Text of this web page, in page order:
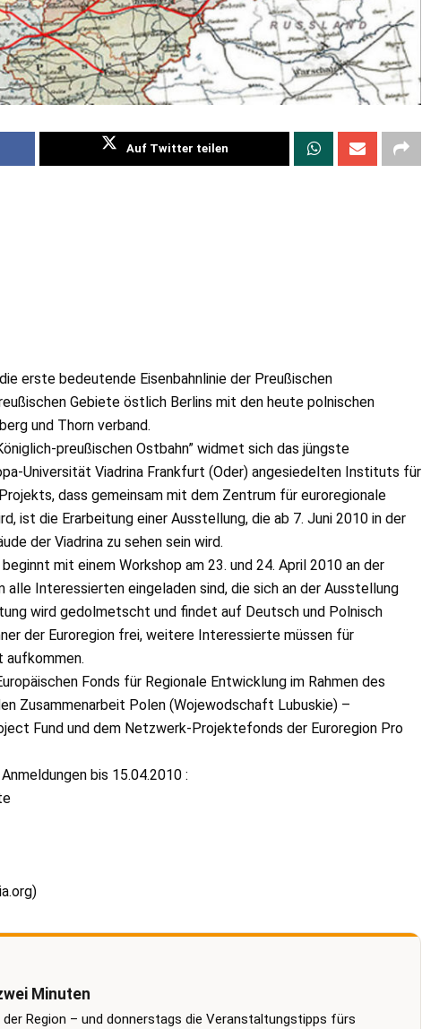
Auf Twitter teilen
erste bedeutende Eisenbahnlinie der Preußischen
Gebiete östlich Berlins mit den heute polnischen
und Thorn verband.
preußischen Ostbahn” widmet sich das jüngste
Universität Viadrina Frankfurt (Oder) angesiedelten Instituts für
dass gemeinsam mit dem Zentrum für euroregionale
ist die Erarbeitung einer Ausstellung, die ab 7. Juni 2010 in der
der Viadrina zu sehen sein wird.
mit einem Workshop am 23. und 24. April 2010 an der
alle Interessierten eingeladen sind, die sich an der Ausstellung
wird gedolmetscht und findet auf Deutsch und Polnisch
der Euroregion frei, weitere Interessierte müssen für
aufkommen.
Fonds für Regionale Entwicklung im Rahmen des
Zusammenarbeit Polen (Wojewodschaft Lubuskie) –
Fund und dem Netzwerk-Projektefonds der Euroregion Pro
bis 15.04.2010 :
Minuten
Region – und donnerstags die Veranstaltungstipps fürs